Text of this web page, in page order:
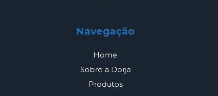
Navegação
Home
Sobre a Dorja
Produtos